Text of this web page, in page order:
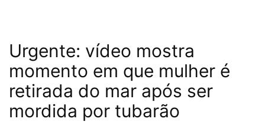
Urgente: vídeo mostra
momento em que mulher é
retirada do mar após ser
mordida por tubarão